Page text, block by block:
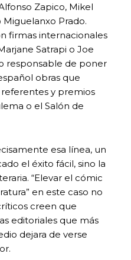
Zapico, Mikel
Miguelanxo Prado.
firmas internacionales
Satrapi o Joe
responsable de poner
obras que
y premios
o el Salón de
esa línea, un
el éxito fácil, sino la
“Elevar el cómic
en este caso no
creen que
editoriales que más
dejara de verse